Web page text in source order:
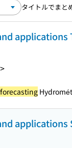
タイトルでまと
applications
applications